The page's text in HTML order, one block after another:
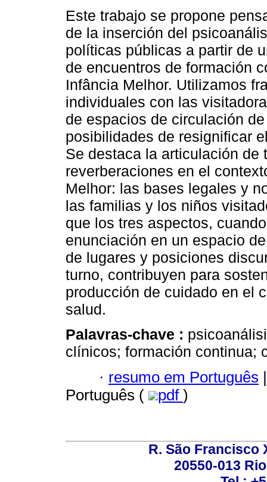
Este trabajo se propone
de la inserción del
políticas públicas a partir de
de encuentros de formación
Infância Melhor. Utilizamos
individuales con las
de espacios de circulación
posibilidades de resignificar
Se destaca la articulación de
reverberaciones en el
Melhor: las bases legales y
las familias y los niños
que los tres aspectos,
enunciación en un espacio
de lugares y posiciones
turno, contribuyen para
producción de cuidado en el
salud.
Palavras-chave :
clínicos; formación continua;
· resumo em Português |
Português (
pdf )
R. São Francisco
20550-013